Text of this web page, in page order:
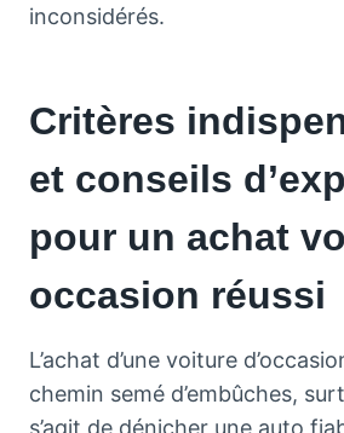
inconsidérés.
Critères
et conseils
pour un achat
occasion réussi
L’achat d’une voiture
chemin semé d’embûches,
s’agit de dénicher une auto